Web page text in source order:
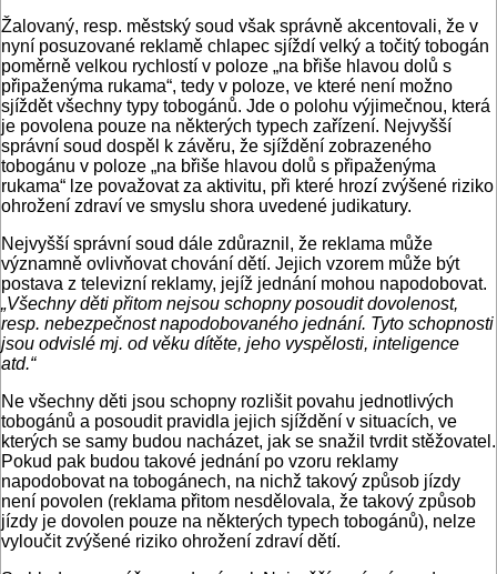
Žalovaný, resp. městský soud však správně akcentovali, že v
nyní posuzované reklamě chlapec sjíždí velký a točitý tobogán
poměrně velkou rychlostí v poloze „na břiše hlavou dolů s
připaženýma rukama“, tedy v poloze, ve které není možno
sjíždět všechny typy tobogánů. Jde o polohu výjimečnou, která
je povolena pouze na některých typech zařízení. Nejvyšší
správní soud dospěl k závěru, že sjíždění zobrazeného
tobogánu v poloze „na břiše hlavou dolů s připaženýma
rukama“ lze považovat za aktivitu, při které hrozí zvýšené riziko
ohrožení zdraví ve smyslu shora uvedené judikatury.
Nejvyšší správní soud dále zdůraznil, že reklama může
významně ovlivňovat chování dětí. Jejich vzorem může být
postava z televizní reklamy, jejíž jednání mohou napodobovat.
„Všechny děti přitom nejsou schopny posoudit dovolenost,
resp. nebezpečnost napodobovaného jednání. Tyto schopnosti
jsou odvislé mj. od věku dítěte, jeho vyspělosti, inteligence
atd.“
Ne všechny děti jsou schopny rozlišit povahu jednotlivých
tobogánů a posoudit pravidla jejich sjíždění v situacích, ve
kterých se samy budou nacházet, jak se snažil tvrdit stěžovatel.
Pokud pak budou takové jednání po vzoru reklamy
napodobovat na tobogánech, na nichž takový způsob jízdy
není povolen (reklama přitom nesdělovala, že takový způsob
jízdy je dovolen pouze na některých typech tobogánů), nelze
vyloučit zvýšené riziko ohrožení zdraví dětí.